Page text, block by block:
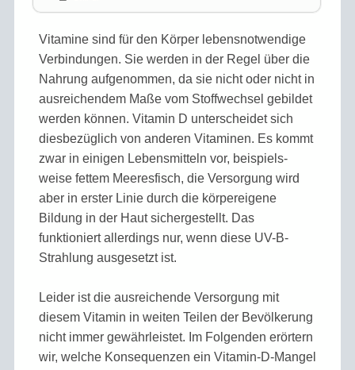
Vitamine sind für den Körper lebens­notwendige
Verbindungen. Sie werden in der Regel über die
Nahrung aufge­nommen, da sie nicht oder nicht in
aus­reichendem Maße vom Stoff­wechsel gebildet
werden können. Vitamin D unterscheidet sich
dies­bezüglich von anderen Vitaminen. Es kommt
zwar in einigen Lebens­mitteln vor, beispiels­
weise fettem Meeres­fisch, die Versorgung wird
aber in erster Linie durch die körper­eigene
Bildung in der Haut sichergestellt. Das
funktioniert allerdings nur, wenn diese UV-B-
Strahlung ausgesetzt ist.
Leider ist die ausreichende Versorgung mit
diesem Vitamin in weiten Teilen der Bevölkerung
nicht immer gewähr­leistet. Im Folgenden erörtern
wir, welche Konsequenzen ein Vitamin-D-Mangel